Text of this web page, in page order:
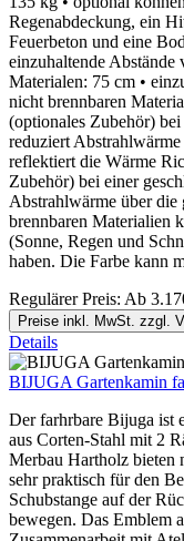
Regenabdeckung, ein
Feuerbeton und eine
einzuhaltende Abstände
Materialen: 75 cm •
nicht brennbaren
(optionales Zubehör) bei
reduziert
reflektiert die Wärme
Zubehör) bei einer
Abstrahlwärme über die
brennbaren Materialien
(Sonne, Regen und
haben. Die Farbe kann
Regulärer Preis: Ab
Preise inkl. MwSt. zzgl.
Details
BIJUGA Gartenkamin
Der farhrbare Bijuga ist
aus Corten-Stahl mit 2
Merbau Hartholz bieten
sehr praktisch für den
Schubstange auf der
bewegen. Das Emblem